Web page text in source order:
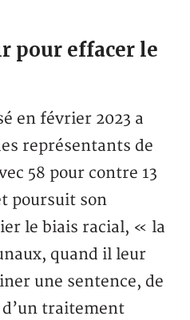
pour effacer le
en février 2023 a
représentants de
58 pour contre 13
poursuit son
le biais racial, « la
quand il leur
une sentence, de
traitement